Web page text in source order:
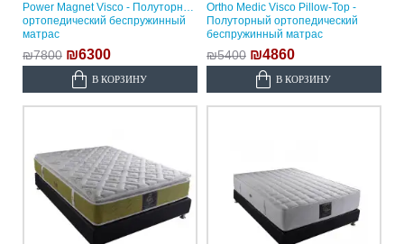
Power Magnet Visco - Полуторный
ортопедический беспружинный
матрас
₪7800 ₪6300
В КОРЗИНУ
Ortho Medic Visco Pillow-Top -
Полуторный ортопедический
беспружинный матрас
₪5400 ₪4860
В КОРЗИНУ